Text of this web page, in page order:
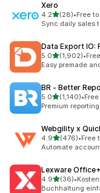
Xero
4.25つ星中
(28)
合計レビュー数：
•Free
Sync daily sales
Data Export IO:
5.05つ星中
(1,902)
合計レビュー数：
•
Easy premade
BR ‑ Better
5.05つ星中
(1,140)
合計レビュー数：
•
Premium
Webgility x
4.95つ星中
(476)
合計レビュー数：
•Free
Automate
Lexware
4.95つ星中
(36)
合計レビュー数：
•
Buchhaltung